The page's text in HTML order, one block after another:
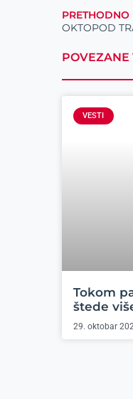
PRETHODNO
POVEZANE
VESTI
Tokom
štede
29. oktobar